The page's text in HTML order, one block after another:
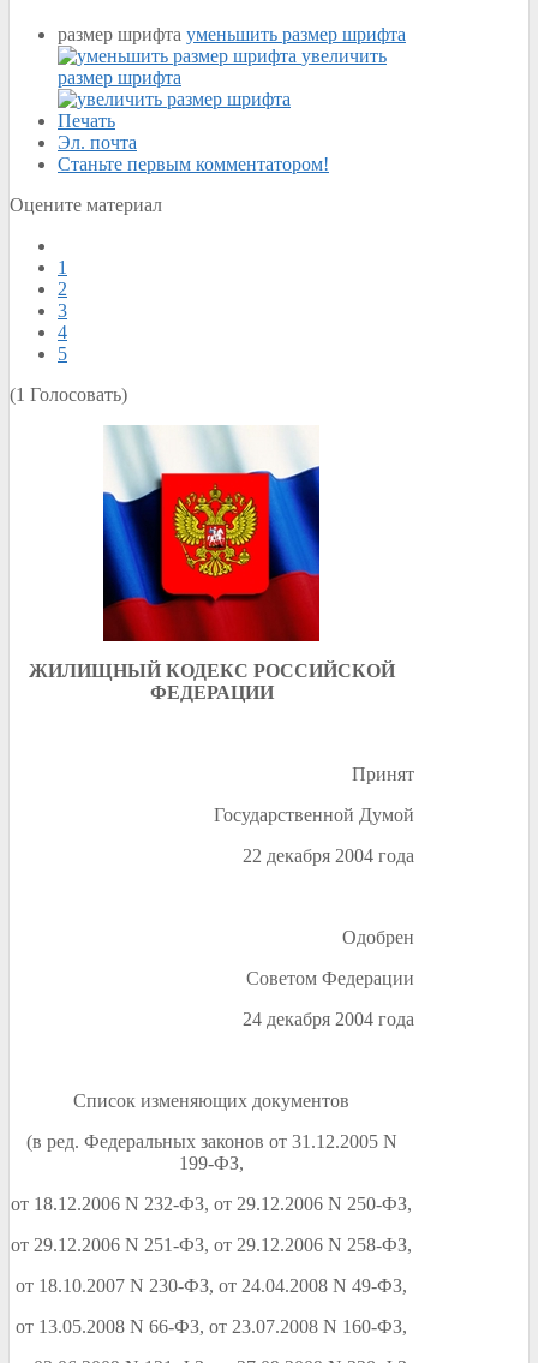
размер шрифта уменьшить размер шрифта
увеличить
размер шрифта
Печать
Эл. почта
Станьте первым комментатором!
Оцените материал
1
2
3
4
5
(1 Голосовать)
ЖИЛИЩНЫЙ КОДЕКС РОССИЙСКОЙ
ФЕДЕРАЦИИ
Принят
Государственной Думой
22 декабря 2004 года
Одобрен
Советом Федерации
24 декабря 2004 года
Список изменяющих документов
(в ред. Федеральных законов от 31.12.2005 N
199-ФЗ,
от 18.12.2006 N 232-ФЗ, от 29.12.2006 N 250-ФЗ,
от 29.12.2006 N 251-ФЗ, от 29.12.2006 N 258-ФЗ,
от 18.10.2007 N 230-ФЗ, от 24.04.2008 N 49-ФЗ,
от 13.05.2008 N 66-ФЗ, от 23.07.2008 N 160-ФЗ,